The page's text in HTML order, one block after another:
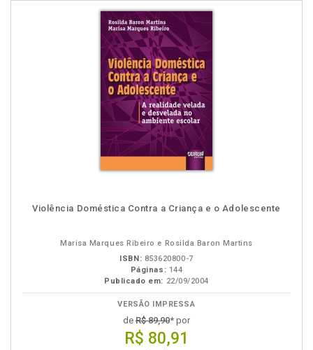
Violência Doméstica Contra a Criança e o Adolescente
Marisa Marques Ribeiro e Rosilda Baron Martins
ISBN: 853620800-7
Páginas: 144
Publicado em: 22/09/2004
VERSÃO IMPRESSA
de R$ 89,90* por
R$ 80,91